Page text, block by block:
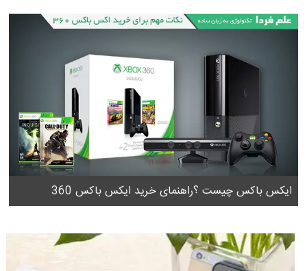
ایکس باکس چیست ؟راهنمای خرید ایکس باکس 360